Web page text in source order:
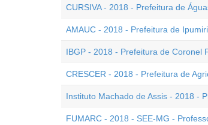
CURSIVA - 2018 - Prefeitura de
AMAUC - 2018 - Prefeitura de
IBGP - 2018 - Prefeitura de Coronel
CRESCER - 2018 - Prefeitura de
Instituto Machado de Assis - 2018 -
FUMARC - 2018 - SEE-MG -